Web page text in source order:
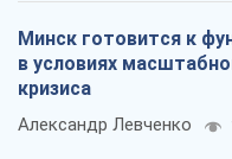
Минск готовится к
в условиях
кризиса
Александр Левченко